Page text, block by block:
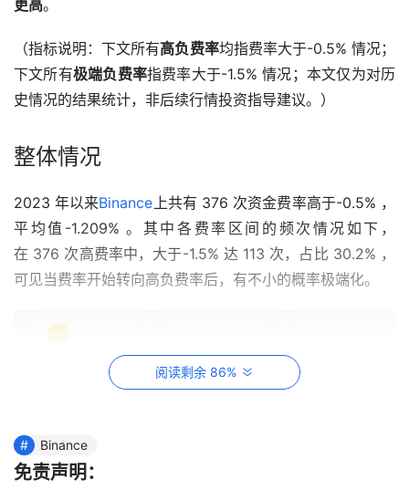
更高。
（指标说明：下文所有高负费率均指费率大于-0.5% 情况；
下文所有极端负费率指费率大于-1.5% 情况；本文仅为对历
史情况的结果统计，非后续行情投资指导建议。）
整体情况
2023 年以来Binance上共有 376 次资金费率高于-0.5% ，
平均值-1.209% 。其中各费率区间的频次情况如下，
在 376 次高费率中，大于-1.5% 达 113 次，占比 30.2% ，
可见当费率开始转向高负费率后，有不小的概率极端化。
阅读剩余 86%
Binance
免责声明：